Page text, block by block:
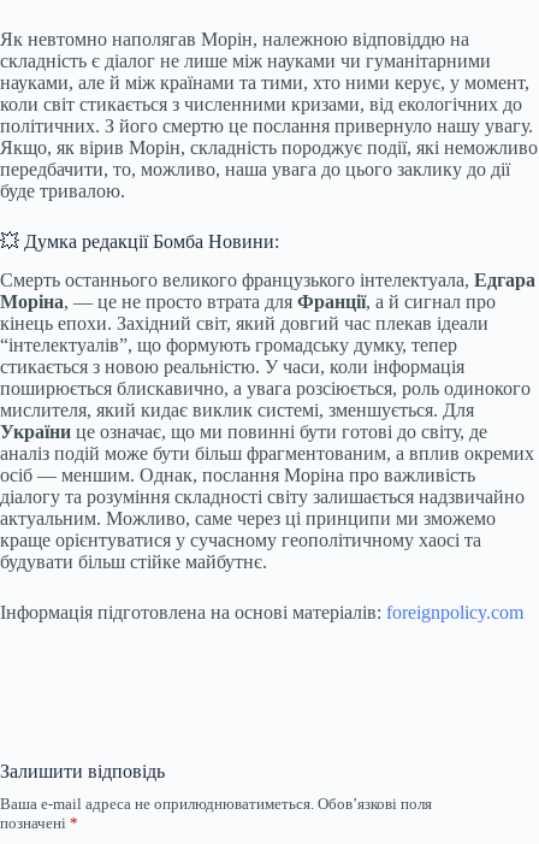
Як невтомно наполягав Морін, належною відповіддю на
складність є діалог не лише між науками чи гуманітарними
науками, але й між країнами та тими, хто ними керує, у момент,
коли світ стикається з численними кризами, від екологічних до
політичних. З його смертю це послання привернуло нашу увагу.
Якщо, як вірив Морін, складність породжує події, які неможливо
передбачити, то, можливо, наша увага до цього заклику до дії
буде тривалою.
💥 Думка редакції Бомба Новини:
Смерть останнього великого французького інтелектуала, Едгара
Моріна, — це не просто втрата для Франції, а й сигнал про
кінець епохи. Західний світ, який довгий час плекав ідеали
“інтелектуалів”, що формують громадську думку, тепер
стикається з новою реальністю. У часи, коли інформація
поширюється блискавично, а увага розсіюється, роль одинокого
мислителя, який кидає виклик системі, зменшується. Для
України це означає, що ми повинні бути готові до світу, де
аналіз подій може бути більш фрагментованим, а вплив окремих
осіб — меншим. Однак, послання Моріна про важливість
діалогу та розуміння складності світу залишається надзвичайно
актуальним. Можливо, саме через ці принципи ми зможемо
краще орієнтуватися у сучасному геополітичному хаосі та
будувати більш стійке майбутнє.
Інформація підготовлена на основі матеріалів: foreignpolicy.com
Залишити відповідь
Ваша e-mail адреса не оприлюднюватиметься. Обов’язкові поля
позначені *